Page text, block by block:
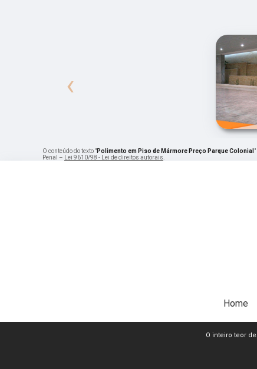
‹
O conteúdo do texto "Polimento em Piso de Mármore Preço Parque Colonial
Penal – Lei 9610/98 - Lei de direitos autorais.
Home
O inteiro teor